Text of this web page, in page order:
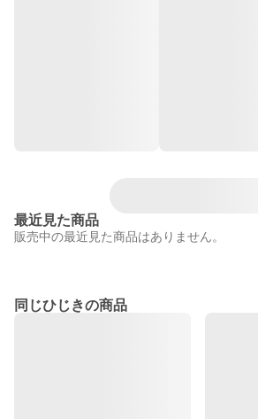
最近見た商品
販売中の最近見た商品はありません。
同じひじきの商品